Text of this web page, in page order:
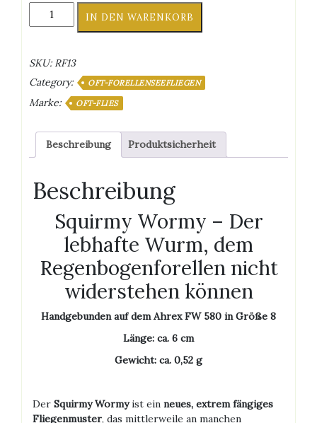
Squirmy
Wormy
IN DEN WARENKORB
SKU: RF13
Category:
OFT-FORELLENSEEFLIEGEN
Marke: OFT-FLIES
Beschreibung Produktsicherheit
Beschreibung
Squirmy Wormy – Der
lebhafte Wurm, dem
Regenbogenforellen nicht
widerstehen können
Handgebunden auf dem Ahrex FW 580 in Größe 8
Länge: ca. 6 cm
Gewicht: ca. 0,52 g
Der Squirmy Wormyist ein neues, extrem fängiges
Fliegenmuster, das mittlerweile an manchen